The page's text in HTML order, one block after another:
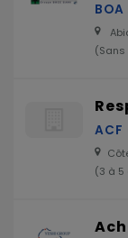
BOA
(
ACF
(3 à 5